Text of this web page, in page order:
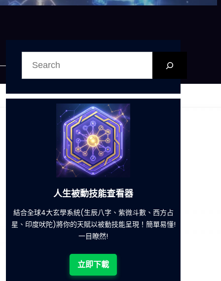
六合彩發達神器
減少超過500萬個低概率中獎組合，提高中獎率
立即下載